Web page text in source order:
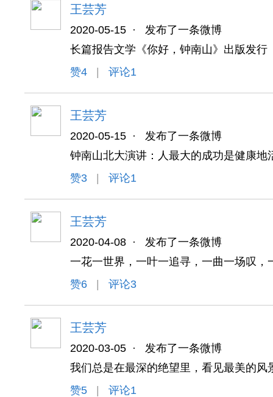
王芸芳
2020-05-15 ·
发布了一条微博
长篇报告文学《你好，钟南山》出版发行
赞4 评论1
王芸芳
2020-05-15 ·
发布了一条微博
钟南山北大演讲：人最大的成功是健康地
赞3 评论1
王芸芳
2020-04-08 ·
发布了一条微博
一花一世界，一叶一追寻，一曲一场叹，
赞6 评论3
王芸芳
2020-03-05 ·
发布了一条微博
我们总是在最深的绝望里，看见最美的风
赞5 评论1